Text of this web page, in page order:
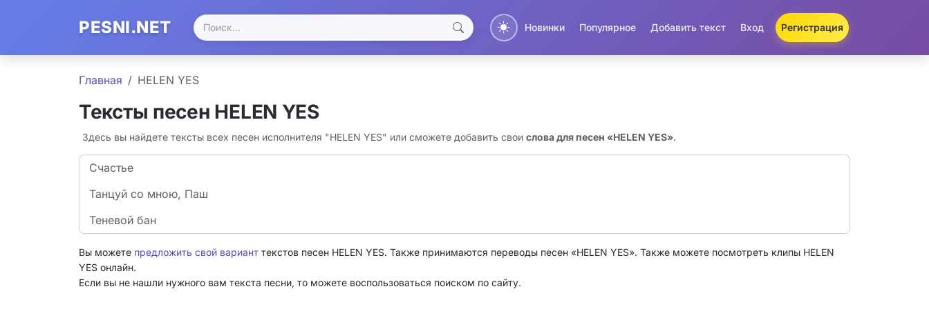
PESNI.NET Новинки Популярное Добавить текст Вход Регистрация
Главная HELEN YES
Тексты песен HELEN YES
Здесь вы найдете тексты всех песен исполнителя "HELEN YES" или сможете добавить свои слова для песен «HELEN YES».
Счастье
Танцуй со мною, Паш
Теневой бан
Вы можете предложить свой вариант текстов песен HELEN YES. Также принимаются переводы песен «HELEN YES». Также можете посмотреть клипы HELEN
YES онлайн.
Если вы не нашли нужного вам текста песни, то можете воспользоваться поиском по сайту.